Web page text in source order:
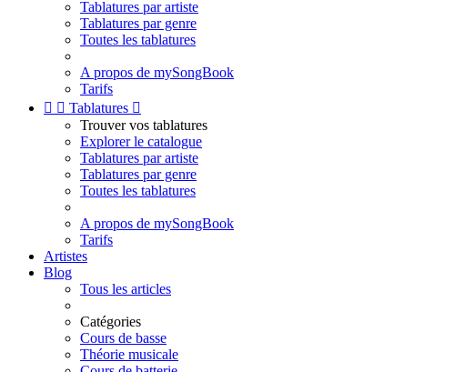
Tablatures par artiste
Tablatures par genre
Toutes les tablatures
A propos de mySongBook
Tarifs
  Tablatures 
Trouver vos tablatures
Explorer le catalogue
Tablatures par artiste
Tablatures par genre
Toutes les tablatures
A propos de mySongBook
Tarifs
Artistes
Blog
Tous les articles
Catégories
Cours de basse
Théorie musicale